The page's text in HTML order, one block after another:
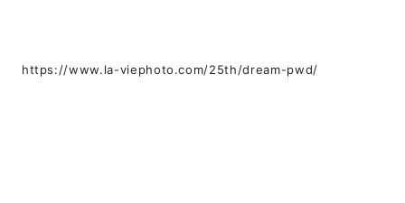
https://www.la-viephoto.com/25th/dream-pwd/